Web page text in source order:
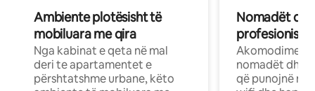
Ambiente plotësisht të
mobiluara me qira
Nga kabinat e qeta në mal
deri te apartamentet e
përshtatshme urbane, këto
Nomadët
Akomodime
nomadët dhe
që punojnë në